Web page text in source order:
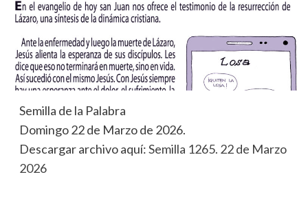
Semilla de la Palabra
Domingo 22 de Marzo de 2026.
Descargar archivo aquí:Semilla 1265. 22 de Marzo
2026